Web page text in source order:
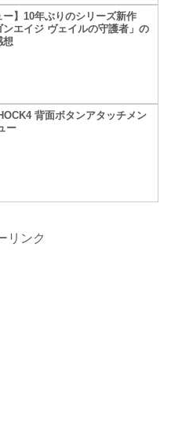
ー】10年ぶりのシリーズ新作
ンエイジ ヴェイルの守護者」の
想
背面ボタンアタッチメン
ー
リンク